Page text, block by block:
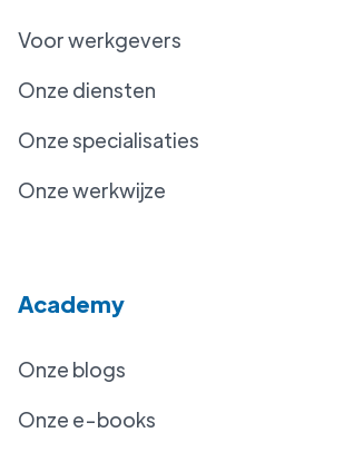
Voor werkgevers
Onze diensten
Onze specialisaties
Onze werkwijze
Academy
Onze blogs
Onze e-books